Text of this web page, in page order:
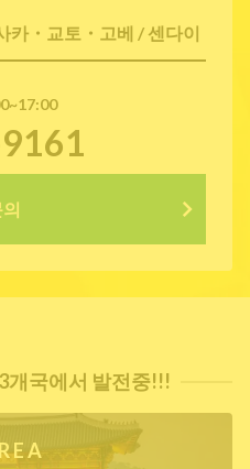
카・교토・고베 / 센다이
개국에서 발전중!!!